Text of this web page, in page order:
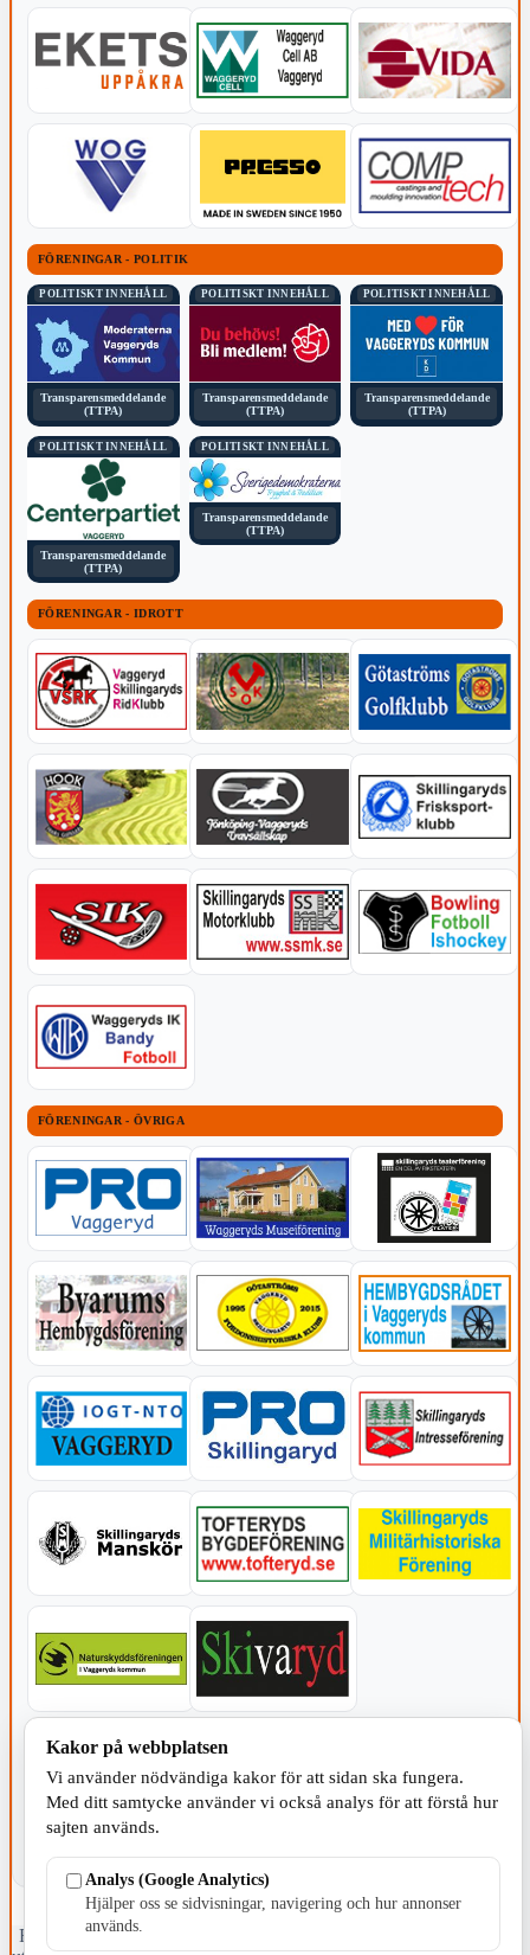
FÖRENINGAR - POLITIK
POLITISKT INNEHÅLL
Transparensmeddelande
(TTPA)
POLITISKT INNEHÅLL
Transparensmeddelande
(TTPA)
POLITISKT INNEHÅLL
Transparensmeddelande
(TTPA)
POLITISKT INNEHÅLL
Transparensmeddelande
(TTPA)
POLITISKT INNEHÅLL
Transparensmeddelande
(TTPA)
FÖRENINGAR - IDROTT
FÖRENINGAR - ÖVRIGA
KOMMUNEN
Fristående webbtidningsföretag grundat 1991 som sedan 2002 ger
Kakor på webbplatsen
Vi använder nödvändiga kakor för att sidan ska fungera.
Med ditt samtycke använder vi också analys för att förstå hur
sajten används.
Analys (Google Analytics)
Hjälper oss se sidvisningar, navigering och hur annonser
används.